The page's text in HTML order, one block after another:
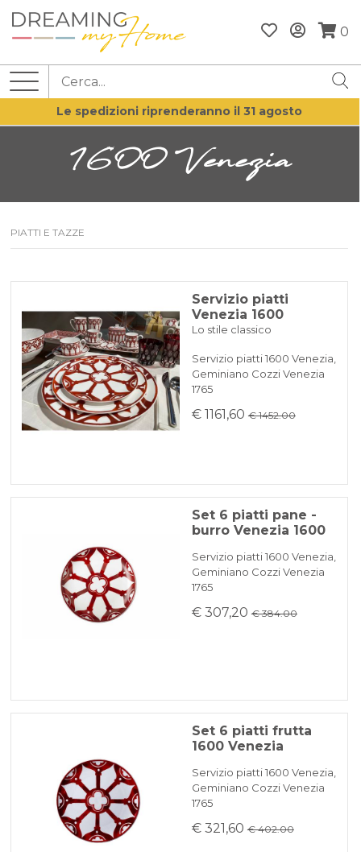
0
Le spedizioni riprenderanno il 31 agosto
1600 Venezia
PIATTI E TAZZE
Servizio piatti
Venezia 1600
Lo stile classico
Servizio piatti 1600 Venezia,
Geminiano Cozzi Venezia
1765
€ 1161,60 € 1452.00
Set 6 piatti pane -
burro Venezia 1600
Servizio piatti 1600 Venezia,
Geminiano Cozzi Venezia
1765
€ 307,20 € 384.00
Set 6 piatti frutta
1600 Venezia
Servizio piatti 1600 Venezia,
Geminiano Cozzi Venezia
1765
€ 321,60 € 402.00